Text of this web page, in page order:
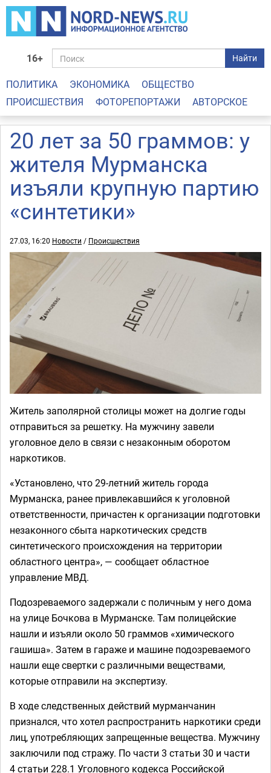
16+ Найти
ПОЛИТИКА ЭКОНОМИКА
ОБЩЕСТВО
ПРОИСШЕСТВИЯ
ФОТОРЕПОРТАЖИ АВТОРСКОЕ
20 лет за 50 граммов: у
жителя Мурманска
изъяли крупную партию
«синтетики»
27.03, 16:20 Новости / Происшествия
Житель заполярной столицы может на долгие годы
отправиться за решетку. На мужчину завели
уголовное дело в связи с незаконным оборотом
наркотиков.
«Установлено, что 29-летний житель города
Мурманска, ранее привлекавшийся к уголовной
ответственности, причастен к организации подготовки
незаконного сбыта наркотических средств
синтетического происхождения на территории
областного центра», — сообщает областное
управление МВД.
Подозреваемого задержали с поличным у него дома
на улице Бочкова в Мурманске. Там полицейские
нашли и изъяли около 50 граммов «химического
гашиша». Затем в гараже и машине подозреваемого
нашли еще свертки с различными веществами,
которые отправили на экспертизу.
В ходе следственных действий мурманчанин
признался, что хотел распространить наркотики среди
лиц, употребляющих запрещенные вещества. Мужчину
заключили под стражу. По части 3 статьи 30 и части
4 статьи 228.1 Уголовного кодекса Российской